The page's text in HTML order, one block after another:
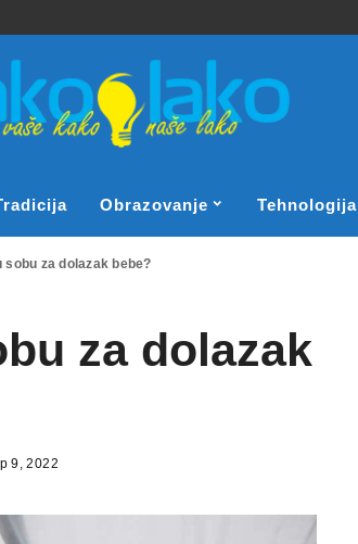
Obrazovanje Tehnologija
za dolazak bebe?
za dolazak
9, 2022